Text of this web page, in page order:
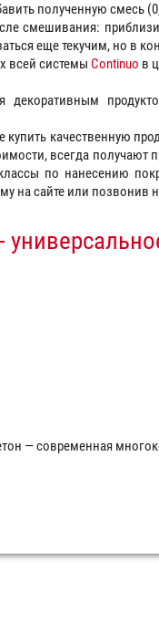
полученную смесь
смешивания:
еще текучим, но в
всей системы Continuo в
декоративным
купить качественную
всегда получают
по нанесению
на сайте или позвонив
— современная